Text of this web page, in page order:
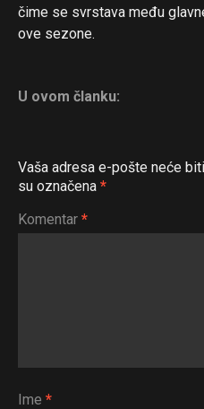
čime se svrstava među
ove sezone.
U ovom članku:
Vaša adresa e-pošte neće
su označena *
Komentar *
Ime *